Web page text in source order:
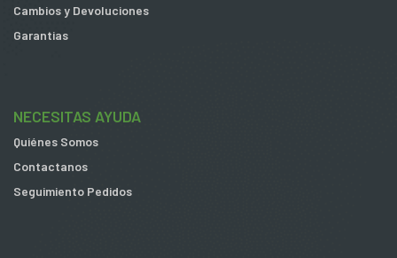
Cambios y Devoluciones
Garantias
NECESITAS AYUDA
Quiénes Somos
Contactanos
Seguimiento Pedidos